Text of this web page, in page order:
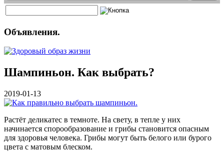
Объявления.
Шампиньон. Как выбрать?
2019-01-13
Растёт деликатес в темноте. На свету, в тепле у них
начинается спорообразование и грибы становится опасным
для здоровья человека. Грибы могут быть белого или бурого
цвета с матовым блеском.